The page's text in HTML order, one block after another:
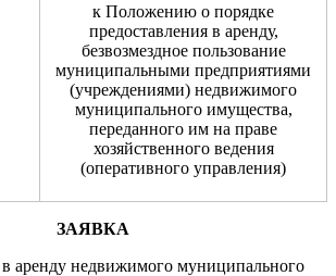
к Положению о порядке
предоставления в аренду,
безвозмездное пользование
муниципальными предприятиями
(учреждениями) недвижимого
муниципального имущества,
переданного им на праве
хозяйственного ведения
(оперативного управления)
ЗАЯВКА
в аренду недвижимого муниципального